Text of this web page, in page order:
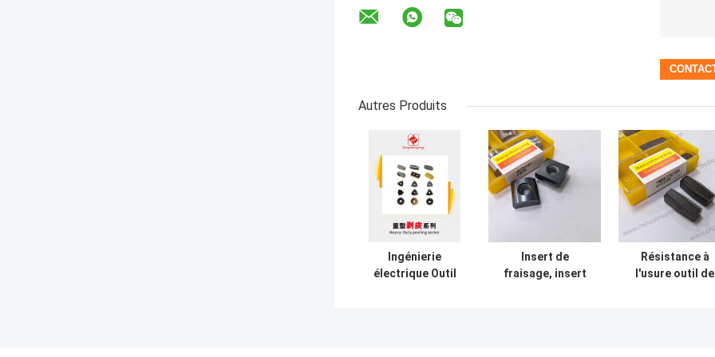
Autres Produits
Ingénierie
électrique Outil
Insert de
fraisage, insert
Résistance à
l'usure outil de